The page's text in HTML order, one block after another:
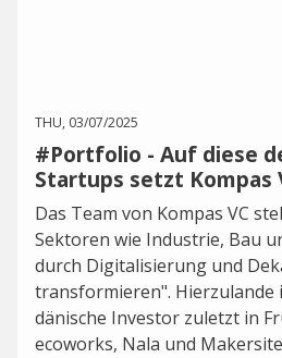
THU, 03/07/2025
#Portfolio - Auf diese
Startups setzt Kompas
Das Team von Kompas VC
Sektoren wie Industrie, Bau
durch Digitalisierung und
transformieren". Hierzulande
dänische Investor zuletzt in
ecoworks, Nala und